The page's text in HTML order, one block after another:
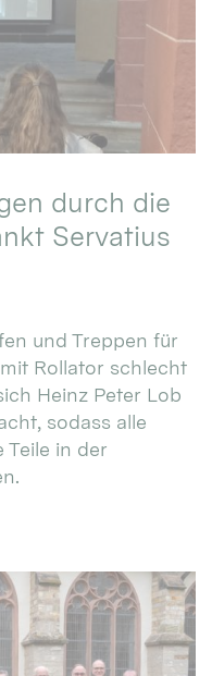
durch die
Servatius
und Treppen für
Rollator schlecht
Heinz Peter Lob
sodass alle
Teile in der